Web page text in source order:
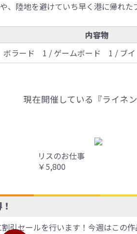
、陸地を避けていち早く港に帰れた
内容物
ボラード 1 / ゲームボード 1 / ブ
現在開催している『ライネ
リスのお仕事
￥5,800
引セールを行います！今週はこの作